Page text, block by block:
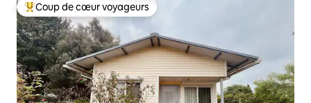
Coups de cœur voyageurs les plus appréciés
Coup de cœur voyageurs